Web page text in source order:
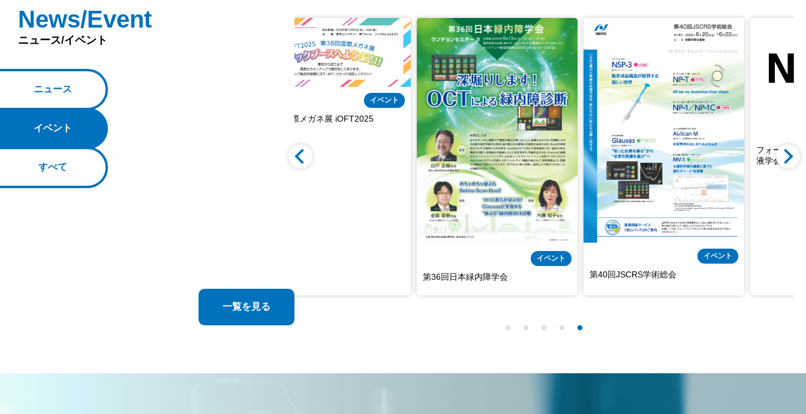
News/Event
ニュース/イベント
ニュース
イベント
すべて
一覧を見る
イベント
フォーサム2025（第13回日本涙道・涙
液学会総会） のご案内
第41回日本眼循環学会 第129回日本眼科学会総会